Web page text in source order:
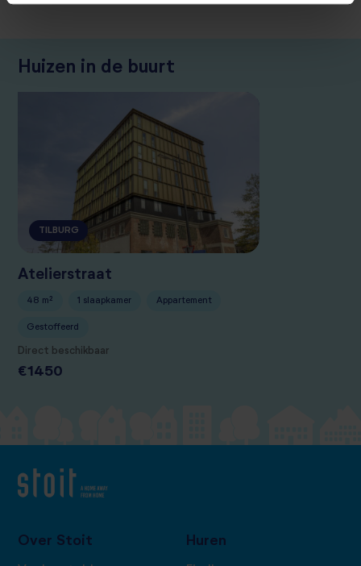
Huizen in de buurt
TILBURG
Atelierstraat
48 m² 1 slaapkamer Appartement
Gestoffeerd
Direct beschikbaar
€1450
Over Stoit Huren